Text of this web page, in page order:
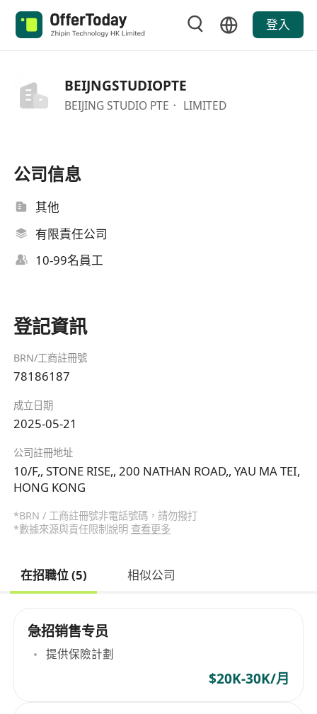
登入
BEIJNGSTUDIOPTE
BEIJING STUDIO PTE． LIMITED
公司信息
其他
有限責任公司
10-99名員工
登記資訊
BRN/工商註冊號
78186187
成立日期
2025-05-21
公司註冊地址
10/F,, STONE RISE,, 200 NATHAN ROAD,, YAU MA TEI,
HONG KONG
*BRN / 工商註冊號非電話號碼，請勿撥打
*數據來源與責任限制說明 查看更多
在招職位 (5) 相似公司
急招销售专员
提供保險計劃
$20K-30K/月